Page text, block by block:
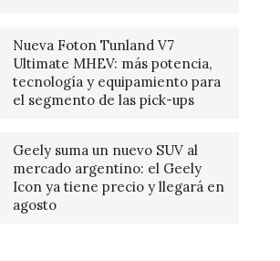
Nueva Foton Tunland V7
Ultimate MHEV: más potencia,
tecnología y equipamiento para
el segmento de las pick-ups
Geely suma un nuevo SUV al
mercado argentino: el Geely
Icon ya tiene precio y llegará en
agosto